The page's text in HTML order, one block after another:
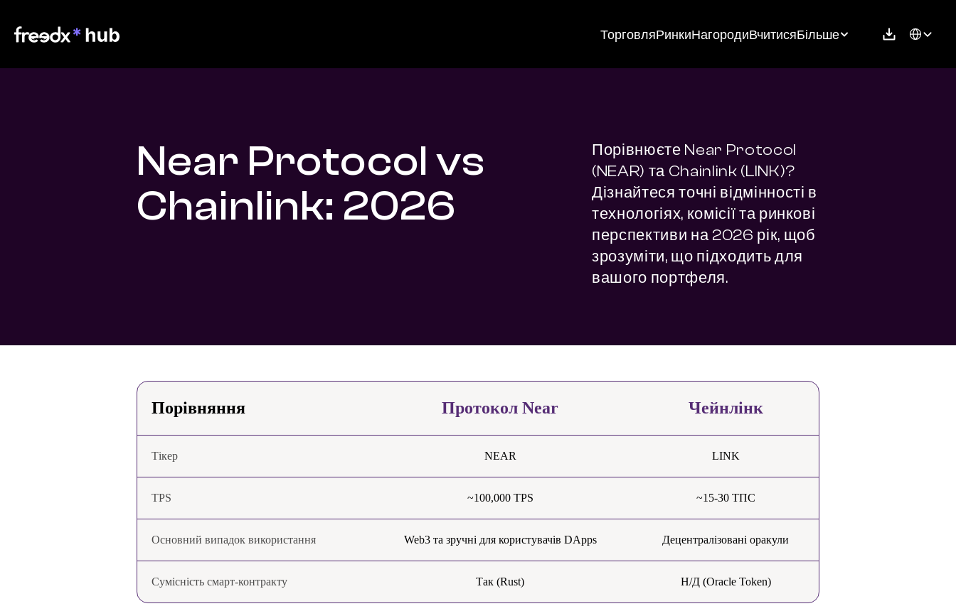
ТорговляРинкиНагородиВчитисяБільше Select
Near Protocol vs
Chainlink: 2026
Порівнюєте Near Protocol
(NEAR) та Chainlink (LINK)?
Дізнайтеся точні відмінності в
технологіях, комісії та ринкові
перспективи на 2026 рік, щоб
зрозуміти, що підходить для
вашого портфеля.
Порівняння Протокол Near Чейнлінк
Тікер NEAR LINK
TPS ~100,000 TPS ~15-30 ТПС
Основний випадок використання Web3 та зручні для користувачів DApps Децентралізовані оракули
Сумісність смарт-контракту Так (Rust) Н/Д (Oracle Token)